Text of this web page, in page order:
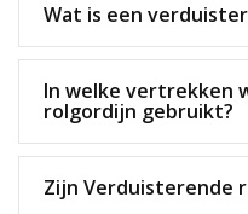
Wat is een
In welke vertrekken
rolgordijn gebruikt?
Zijn Verduisterende